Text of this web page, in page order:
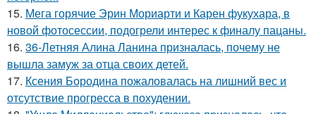
15. Мега горячие Эрин Мориарти и Карен фукухара, в
новой фотосессии, подогрели интерес к финалу пацаны.
16. 36-Летняя Алина Ланина призналась, почему не
вышла замуж за отца своих детей.
17. Ксения Бородина пожаловалась на лишний вес и
отсутствие прогресса в похудении.